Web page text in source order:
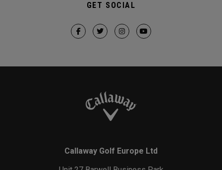
GET SOCIAL
Callaway Golf Europe Ltd